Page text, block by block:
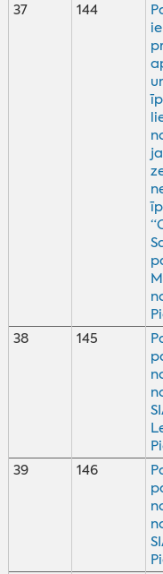
37 144
38 145
39 146